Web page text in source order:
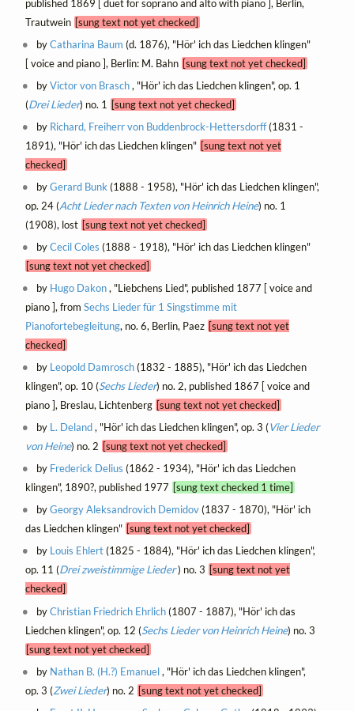
published 1869 [ duet for soprano and alto with piano ], Berlin,
Trautwein [sung text not yet checked]
byCatharina Baum (d. 1876), "Hör' ich das Liedchen klingen"
[ voice and piano ], Berlin: M. Bahn [sung text not yet checked]
byVictor von Brasch, "Hör' ich das Liedchen klingen", op. 1
(Drei Lieder) no. 1
[sung text not yet checked]
by Richard, Freiherr von Buddenbrock-Hettersdorff(1831 -
1891), "Hör' ich das Liedchen klingen" [sung text not yet
checked]
byGerard Bunk (1888 - 1958), "Hör' ich das Liedchen klingen",
op. 24 (Acht Lieder nach Texten von Heinrich Heine) no. 1
(1908), lost [sung text not yet checked]
byCecil Coles (1888 - 1918), "Hör' ich das Liedchen klingen"
[sung text not yet checked]
by Hugo Dakon, "Liebchens Lied", published 1877 [ voice and
piano ], from Sechs Lieder für 1 Singstimme mit
Pianofortebegleitung, no. 6, Berlin, Paez [sung text not yet
checked]
by Leopold Damrosch(1832 - 1885), "Hör' ich das Liedchen
klingen", op. 10 (Sechs Lieder) no. 2, published 1867 [ voice and
piano ], Breslau, Lichtenberg [sung text not yet checked]
by L. Deland, "Hör' ich das Liedchen klingen", op. 3 (Vier Lieder
von Heine) no. 2 [sung text not yet checked]
by Frederick Delius (1862 - 1934), "Hör' ich das Liedchen
klingen", 1890?, published 1977 [sung text checked 1 time]
byGeorgy Aleksandrovich Demidov(1837 - 1870), "Hör' ich
das Liedchen klingen" [sung text not yet checked]
by Louis Ehlert(1825 - 1884), "Hör' ich das Liedchen klingen",
op. 11 (Drei zweistimmige Lieder) no. 3 [sung text not yet
checked]
byChristian Friedrich Ehrlich(1807 - 1887), "Hör' ich das
Liedchen klingen", op. 12 (Sechs Lieder von Heinrich Heine) no. 3
[sung text not yet checked]
by Nathan B. (H.?) Emanuel, "Hör' ich das Liedchen klingen",
op. 3 (Zwei Lieder) no. 2 [sung text not yet checked]